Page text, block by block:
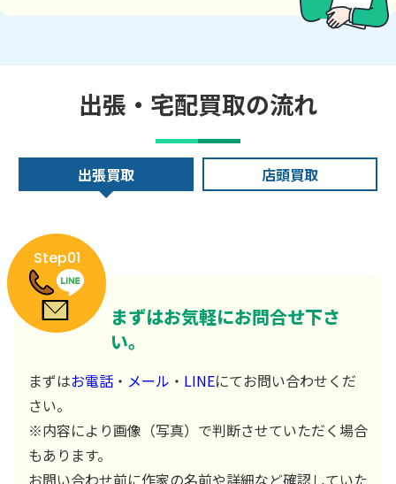
出張・宅配買取の流れ
出張買取 店頭買取
Step01
まずはお気軽にお問合せ下さ
い。
まずはお電話 ・ メール ・ LINEにてお問い合わせくだ
さい。
※内容により画像（写真）で判断させていただく場合
もあります。
お問い合わせ前に作家の名前や詳細など確認していた